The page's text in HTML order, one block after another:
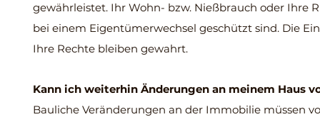
gewährleistet. Ihr Wohn- bzw. Nießbrauch oder Ihre
bei einem Eigentümerwechsel geschützt sind. Die
Ihre Rechte bleiben gewahrt.
Kann ich weiterhin Änderungen an meinem Haus
Bauliche Veränderungen an der Immobilie müssen